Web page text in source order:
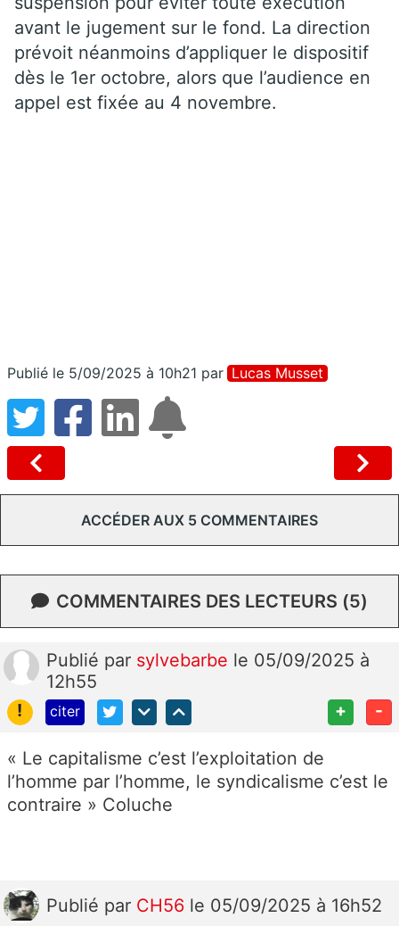
avant le jugement sur le fond. La direction
prévoit néanmoins d’appliquer le dispositif
dès le 1er octobre, alors que l’audience en
appel est fixée au 4 novembre.
Publié le 5/09/2025 à 10h21 par Lucas Musset
ACCÉDER AUX 5 COMMENTAIRES
COMMENTAIRES DES LECTEURS (5)
Publié par sylvebarbe le 05/09/2025 à
12h55
!
citer + -
« Le capitalisme c’est l’exploitation de
l’homme par l’homme, le syndicalisme c’est le
contraire » Coluche
Publié par CH56 le 05/09/2025 à 16h52